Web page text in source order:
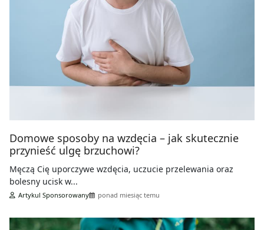
Domowe sposoby na wzdęcia – jak skutecznie
przynieść ulgę brzuchowi?
Męczą Cię uporczywe wzdęcia, uczucie przelewania oraz
bolesny ucisk w...
Artykul Sponsorowany ponad miesiąc temu